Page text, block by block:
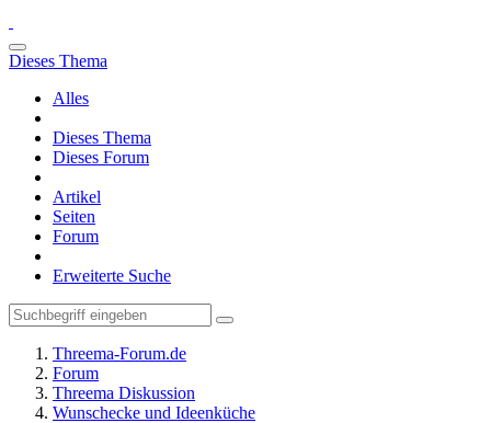
Dieses Thema
Alles
Dieses Thema
Dieses Forum
Artikel
Seiten
Forum
Erweiterte Suche
Threema-Forum.de
Forum
Threema Diskussion
Wunschecke und Ideenküche